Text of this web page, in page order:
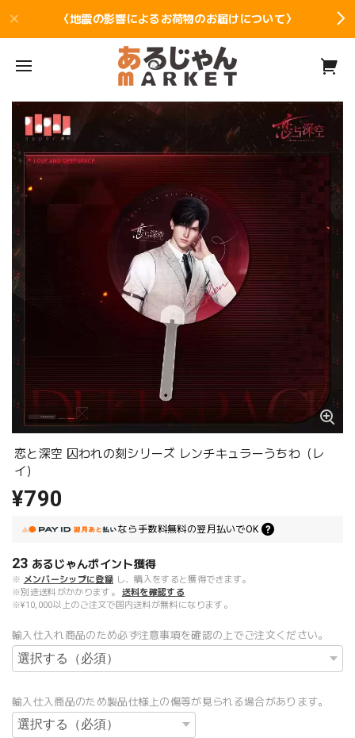
〈地震の影響によるお荷物のお届けについて〉
恋と深空 囚われの刻シリーズ レンチキュラーうちわ（レ
イ）
¥790
なら 手数料無料の翌月払いでOK
23 あるじゃんポイント獲得
※ メンバーシップに登録 し、購入をすると獲得できます。
※別途送料がかかります。
送料を確認する
※¥10,000以上のご注文で国内送料が無料になります。
輸入仕入れ商品のため必ず注意事項を確認の上でご注文ください。
輸入仕入商品のため製品仕様上の傷等が見られる場合があります。